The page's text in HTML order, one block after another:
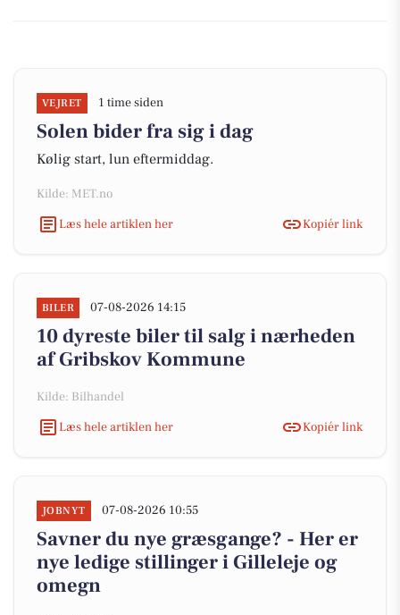
VEJRET 1 time siden
Solen bider fra sig i dag
Kølig start, lun eftermiddag.
Kilde: MET.no
Læs hele artiklen her
Kopiér link
BILER 07-08-2026 14:15
10 dyreste biler til salg i nærheden
af Gribskov Kommune
Kilde: Bilhandel
Læs hele artiklen her
Kopiér link
JOBNYT 07-08-2026 10:55
Savner du nye græsgange? - Her er
nye ledige stillinger i Gilleleje og
omegn